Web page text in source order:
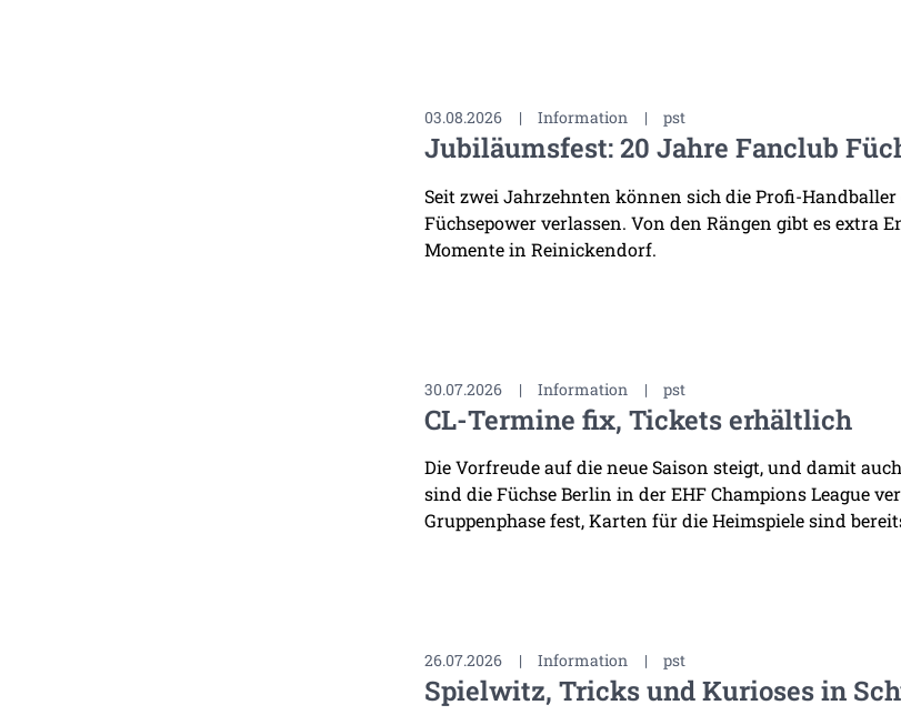
03.08.2026 | Information | pst
Jubiläumsfest: 20 Jahre Fanclub
Seit zwei Jahrzehnten können sich die Profi-
Füchsepower verlassen. Von den Rängen gibt es extra
Momente in Reinickendorf.
30.07.2026 | Information | pst
CL-Termine fix, Tickets erhältlich
Die Vorfreude auf die neue Saison steigt, und damit
sind die Füchse Berlin in der EHF Champions League
Gruppenphase fest, Karten für die Heimspiele sind
26.07.2026 | Information | pst
Spielwitz, Tricks und Kurioses in